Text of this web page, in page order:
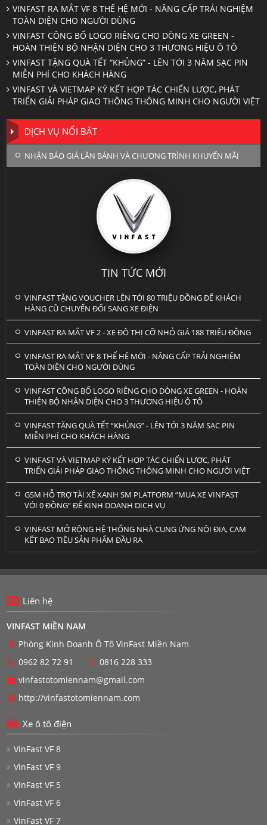
VINFAST RA MẮT VF 8 THẾ HỆ MỚI - NÂNG CẤP TRẢI NGHIỆM
TOÀN DIỆN CHO NGƯỜI DÙNG
VINFAST CÔNG BỐ LOGO RIÊNG CHO DÒNG XE GREEN -
HOÀN THIỆN BỘ NHẬN DIỆN CHO 3 THƯƠNG HIỆU Ô TÔ
VINFAST TẶNG QUÀ TẾT “KHỦNG” - LÊN TỚI 3 NĂM SẠC PIN
MIỄN PHÍ CHO KHÁCH HÀNG
VINFAST VÀ VIETMAP KÝ KẾT HỢP TÁC CHIẾN LƯỢC, PHÁT
TRIỂN GIẢI PHÁP GIAO THÔNG THÔNG MINH CHO NGƯỜI VIỆT
DỊCH VỤ NỔI BẬT
NHẬN BÁO GIÁ LĂN BÁNH VÀ CHƯƠNG TRÌNH KHUYẾN MÃI
TIN TỨC MỚI
VINFAST TẶNG VOUCHER LÊN TỚI 80 TRIỆU ĐỒNG ĐỂ KHÁCH
HÀNG CŨ CHUYỂN ĐỔI SANG XE ĐIỆN
VINFAST RA MẮT VF 2 - XE ĐÔ THỊ CỠ NHỎ GIÁ 188 TRIỆU ĐỒNG
VINFAST RA MẮT VF 8 THẾ HỆ MỚI - NÂNG CẤP TRẢI NGHIỆM
TOÀN DIỆN CHO NGƯỜI DÙNG
VINFAST CÔNG BỐ LOGO RIÊNG CHO DÒNG XE GREEN - HOÀN
THIỆN BỘ NHẬN DIỆN CHO 3 THƯƠNG HIỆU Ô TÔ
VINFAST TẶNG QUÀ TẾT “KHỦNG” - LÊN TỚI 3 NĂM SẠC PIN
MIỄN PHÍ CHO KHÁCH HÀNG
VINFAST VÀ VIETMAP KÝ KẾT HỢP TÁC CHIẾN LƯỢC, PHÁT
TRIỂN GIẢI PHÁP GIAO THÔNG THÔNG MINH CHO NGƯỜI VIỆT
GSM HỖ TRỢ TÀI XẾ XANH SM PLATFORM “MUA XE VINFAST
VỚI 0 ĐỒNG” ĐỂ KINH DOANH DỊCH VỤ
VINFAST MỞ RỘNG HỆ THỐNG NHÀ CUNG ỨNG NỘI ĐỊA, CAM
KẾT BAO TIÊU SẢN PHẨM ĐẦU RA
Liên hệ
VINFAST MIỀN NAM
Phòng Kinh Doanh Ô Tô VinFast Miền Nam
0962 82 72 91
0816 228 333
vinfastotomiennam@gmail.com
http://vinfastotomiennam.com
Xe ô tô điện
VinFast VF 8
VinFast VF 9
VinFast VF 5
VinFast VF 6
VinFast VF 7